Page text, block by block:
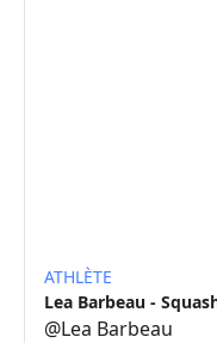
ATHLÈTE
Lea Barbeau -
@Lea Barbeau